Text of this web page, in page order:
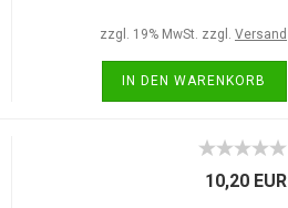
zzgl. 19% MwSt. zzgl. Versand
IN DEN WARENKORB
10,20 EUR